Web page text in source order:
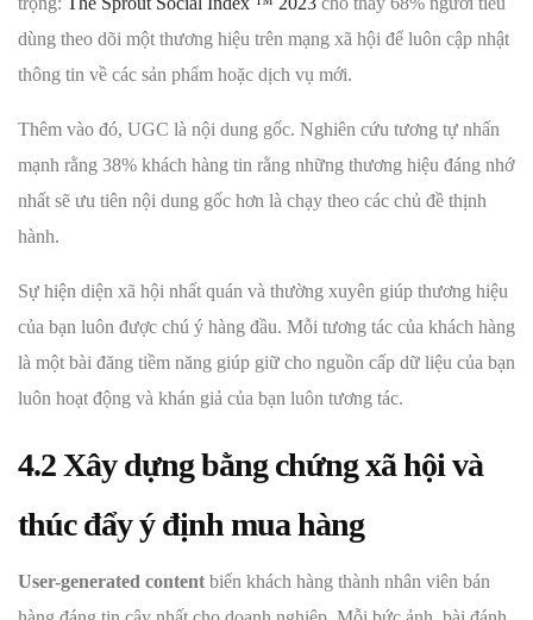
dùng theo dõi một thương hiệu trên mạng xã hội để luôn cập nhật
thông tin về các sản phẩm hoặc dịch vụ mới.
Thêm vào đó, UGC là nội dung gốc. Nghiên cứu tương tự nhấn
mạnh rằng 38% khách hàng tin rằng những thương hiệu đáng nhớ
nhất sẽ ưu tiên nội dung gốc hơn là chạy theo các chủ đề thịnh
hành.
Sự hiện diện xã hội nhất quán và thường xuyên giúp thương hiệu
của bạn luôn được chú ý hàng đầu. Mỗi tương tác của khách hàng
là một bài đăng tiềm năng giúp giữ cho nguồn cấp dữ liệu của bạn
luôn hoạt động và khán giả của bạn luôn tương tác.
4.2 Xây dựng bằng chứng xã hội và
thúc đẩy ý định mua hàng
User-generated content biến khách hàng thành nhân viên bán